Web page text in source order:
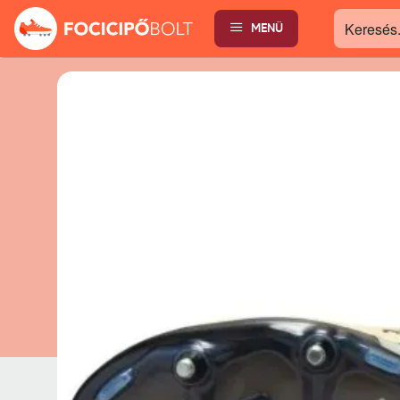
MENÜ Keresés...